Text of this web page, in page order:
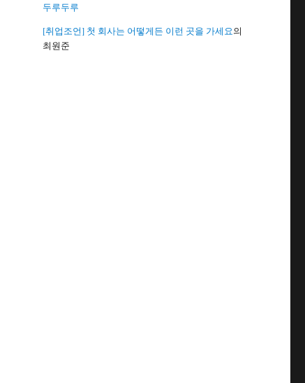
두루두루
[취업조언] 첫 회사는 어떻게든 이런 곳을 가세요의
최원준